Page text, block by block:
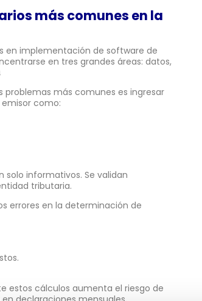
más comunes en la
en implementación de software de
en tres grandes áreas: datos,
problemas más comunes es ingresar
como:
solo informativos. Se validan
tributaria.
errores en la determinación de
estos cálculos aumenta el riesgo de